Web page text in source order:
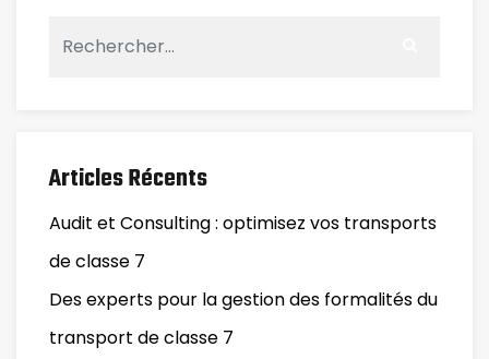
Articles Récents
Audit et Consulting : optimisez vos transports
de classe 7
Des experts pour la gestion des formalités du
transport de classe 7